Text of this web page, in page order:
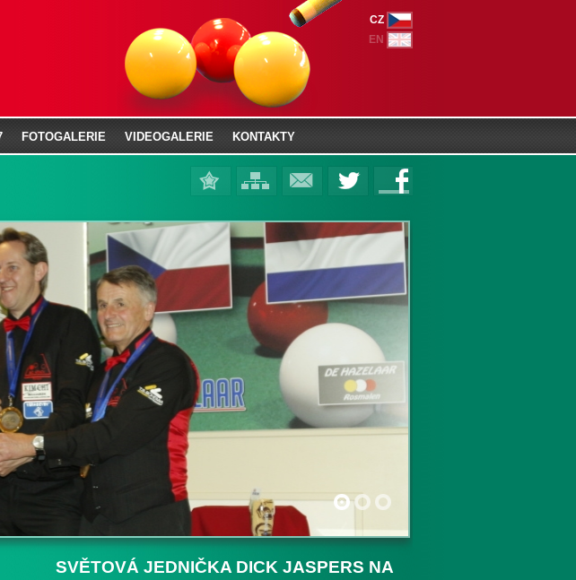
1 2 3
SVĚTOVÁ JEDNIČKA DICK JASPERS NA
CZ
EN
FOTOGALERIE VIDEOGALERIE KONTAKTY